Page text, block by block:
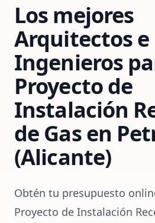
Los mejores
Arquitectos e
Ingenieros
Proyecto de
Instalación
de Gasen
(Alicante)
Obtén tu presupuesto
Proyecto de Instalación